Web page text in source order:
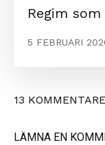
Regim
5 FEBRUARI
13
LÄMNA EN